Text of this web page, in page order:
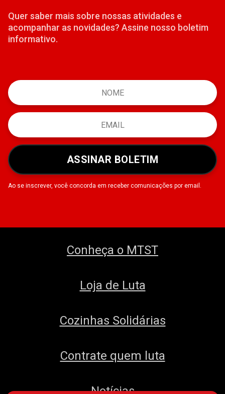
Quer saber mais sobre nossas atividades e
acompanhar as novidades? Assine nosso boletim
informativo.
ASSINAR BOLETIM
Ao se inscrever, você concorda em receber comunicações por email.
Conheça o MTST
Loja de Luta
Cozinhas Solidárias
Contrate quem luta
Notícias